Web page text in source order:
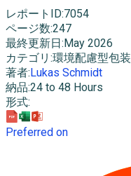
レポートID:7054
ページ数:247
最終更新日 : May 2026
カテゴリ :環境配慮型包装
著者: Lukas Schmidt
納品:24 to 48 Hours
形式:
Preferred on